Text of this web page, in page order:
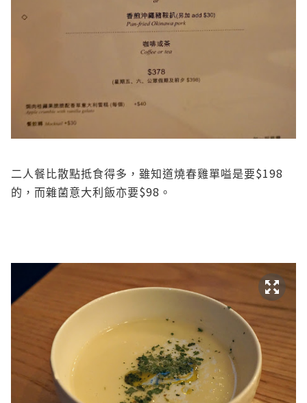
二人餐比散點抵食得多，雖知道燒春雞單嗌是要$198
的，而雜菌意大利飯亦要$98 。